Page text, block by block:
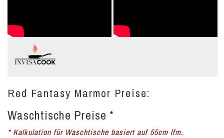
Red Fantasy Marmor Preise:
Waschtische Preise *
* Kalkulation für Waschtische basiert auf 55cm lfm.